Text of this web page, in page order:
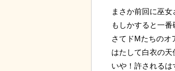
まさか前回に巫
もしかすると一
さてドMたちのオ
はたして白衣の
いや！許されるは